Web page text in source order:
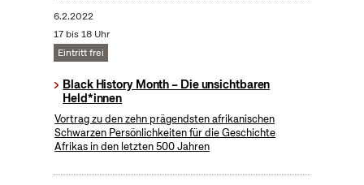
6.2.2022
17 bis 18 Uhr
Eintritt frei
Black History Month – Die unsichtbaren
Held*innen
Vortrag zu den zehn prägendsten afrikanischen
Schwarzen Persönlichkeiten für die Geschichte
Afrikas in den letzten 500 Jahren